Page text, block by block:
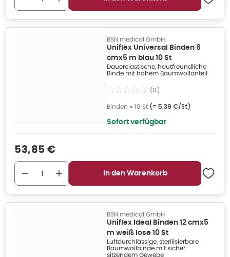
BSN medical GmbH
Uniflex Universal Binden 6
cmx5 m blau 10 St
Dauerelastische, hautfreundliche
Binde mit hohem Baumwollanteil
(0)
Binden • 10 St (= 5.39 €/St)
Sofort verfügbar
Verkaufspreis
53,85 €
In den Warenkorb
BSN medical GmbH
Uniflex Ideal Binden 12 cmx5
m weiß lose 10 St
Luftdurchlässige, sterilisierbare
Baumwollbinde mit sicher
sitzendem Gewebe